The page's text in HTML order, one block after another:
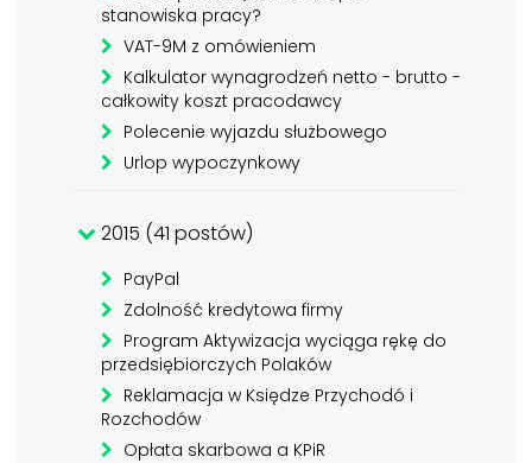
stanowiska pracy?
VAT-9M z omówieniem
Kalkulator wynagrodzeń netto - brutto -
całkowity koszt pracodawcy
Polecenie wyjazdu służbowego
Urlop wypoczynkowy
2015 (41 postów)
PayPal
Zdolność kredytowa firmy
Program Aktywizacja wyciąga rękę do
przedsiębiorczych Polaków
Reklamacja w Księdze Przychodó i
Rozchodów
Opłata skarbowa a KPiR